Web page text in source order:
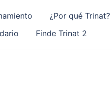
¿Por qué Trinat?
Finde Trinat 2